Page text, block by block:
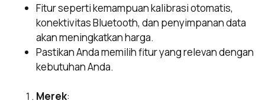
Fitur seperti kemampuan kalibrasi otomatis,
konektivitas Bluetooth, dan penyimpanan data
akan meningkatkan harga.
Pastikan Anda memilih fitur yang relevan dengan
kebutuhan Anda.
Merek: